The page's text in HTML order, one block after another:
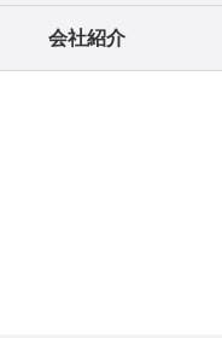
会社紹介